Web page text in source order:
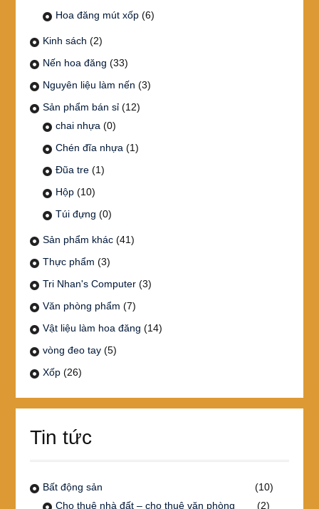
Hoa đăng mút xốp (6)
Kinh sách (2)
Nến hoa đăng (33)
Nguyên liệu làm nến (3)
Sản phẩm bán sỉ (12)
chai nhựa (0)
Chén đĩa nhựa (1)
Đũa tre (1)
Hộp (10)
Túi đựng (0)
Sản phẩm khác (41)
Thực phẩm (3)
Tri Nhan's Computer (3)
Văn phòng phẩm (7)
Vật liệu làm hoa đăng (14)
vòng đeo tay (5)
Xốp (26)
Tin tức
Bất động sản
(10)
Cho thuê nhà đất – cho thuê văn phòng
(2)